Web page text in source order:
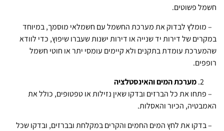
חשמל פשוטים.
– מומלץ לבדוק את מערכת החשמל עם חשמלאי מוסמך, במיוחד
במקרים של דירות יד שנייה או דירות ישנות שעברו שיפוץ, כדי לוודא
שהמערכת עומדת בתקנים ולא קיימים עומסי יתר או חוטי חשמל
רופפים.
מערכת המים והאינסטלציה
– פתחו את כל הברזים ובדקו שאין נזילות או טפטופים, כולל את
האמבטיה, הכיור והאסלות.
– בדקו את לחץ המים החמים והקרים במקלחת ובברזים, ובדקו שכל